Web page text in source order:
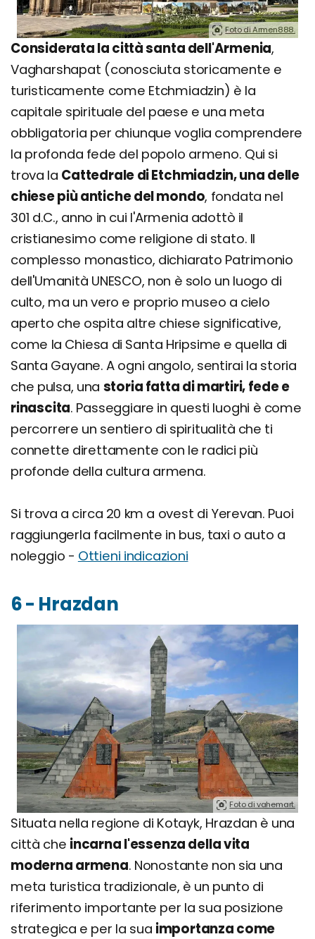
Foto di Armen888.
Considerata la città santa dell'Armenia,
Vagharshapat (conosciuta storicamente e
turisticamente come Etchmiadzin) è la
capitale spirituale del paese e una meta
obbligatoria per chiunque voglia comprendere
la profonda fede del popolo armeno. Qui si
trova la Cattedrale di Etchmiadzin, una delle
chiese più antiche del mondo, fondata nel
301 d.C., anno in cui l'Armenia adottò il
cristianesimo come religione di stato. Il
complesso monastico, dichiarato Patrimonio
dell'Umanità UNESCO, non è solo un luogo di
culto, ma un vero e proprio museo a cielo
aperto che ospita altre chiese significative,
come la Chiesa di Santa Hripsime e quella di
Santa Gayane. A ogni angolo, sentirai la storia
che pulsa, una storia fatta di martiri, fede e
rinascita. Passeggiare in questi luoghi è come
percorrere un sentiero di spiritualità che ti
connette direttamente con le radici più
profonde della cultura armena.
Si trova a circa 20 km a ovest di Yerevan. Puoi
raggiungerla facilmente in bus, taxi o auto a
noleggio - Ottieni indicazioni
6 - Hrazdan
Foto di vahemart.
Situata nella regione di Kotayk, Hrazdan è una
città che incarna l'essenza della vita
moderna armena. Nonostante non sia una
meta turistica tradizionale, è un punto di
riferimento importante per la sua posizione
strategica e per la sua importanza come